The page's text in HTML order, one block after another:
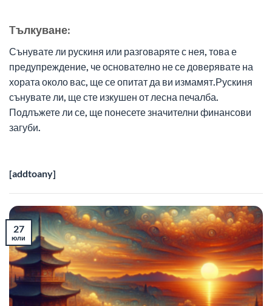
Tълкуване:
Сънувате ли рускиня или разговаряте с нея, това е
предупреждение, че основателно не се доверявате на
хората около вас, ще се опитат да ви измамят.Рускиня
сънувате ли, ще сте изкушен от лесна печалба.
Подлъжете ли се, ще понесете значителни финансови
загуби.
[addtoany]
27
юли